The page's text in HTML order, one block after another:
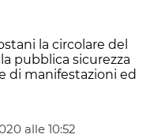
la circolare del
pubblica sicurezza
di manifestazioni ed
alle 10:52